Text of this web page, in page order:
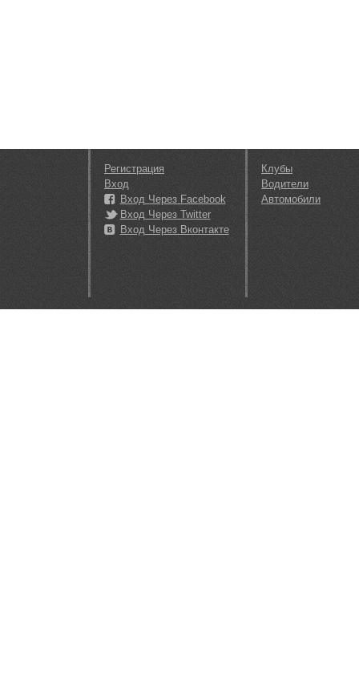
Регистрация
Вход
Вход Через Facebook
Вход Через Twitter
Вход Через Вконтакте
Клубы
Водители
Автомобили